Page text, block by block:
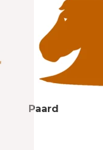
Paard